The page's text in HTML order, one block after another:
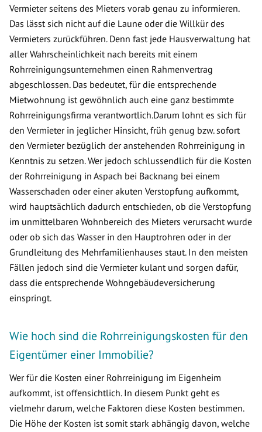
Vermieter seitens des Mieters vorab genau zu informieren.
Das lässt sich nicht auf die Laune oder die Willkür des
Vermieters zurückführen. Denn fast jede Hausverwaltung hat
aller Wahrscheinlichkeit nach bereits mit einem
Rohrreinigungsunternehmen einen Rahmenvertrag
abgeschlossen. Das bedeutet, für die entsprechende
Mietwohnung ist gewöhnlich auch eine ganz bestimmte
Rohrreinigungsfirma verantwortlich.Darum lohnt es sich für
den Vermieter in jeglicher Hinsicht, früh genug bzw. sofort
den Vermieter bezüglich der anstehenden Rohrreinigung in
Kenntnis zu setzen. Wer jedoch schlussendlich für die Kosten
der Rohrreinigung in Aspach bei Backnang bei einem
Wasserschaden oder einer akuten Verstopfung aufkommt,
wird hauptsächlich dadurch entschieden, ob die Verstopfung
im unmittelbaren Wohnbereich des Mieters verursacht wurde
oder ob sich das Wasser in den Hauptrohren oder in der
Grundleitung des Mehrfamilienhauses staut. In den meisten
Fällen jedoch sind die Vermieter kulant und sorgen dafür,
dass die entsprechende Wohngebäudeversicherung
einspringt.
Wie hoch sind die Rohrreinigungskosten für den
Eigentümer einer Immobilie?
Wer für die Kosten einer Rohrreinigung im Eigenheim
aufkommt, ist offensichtlich. In diesem Punkt geht es
vielmehr darum, welche Faktoren diese Kosten bestimmen.
Die Höhe der Kosten ist somit stark abhängig davon, welche